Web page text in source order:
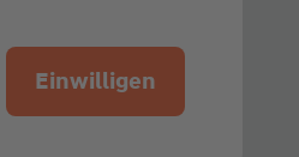
Einwilligen